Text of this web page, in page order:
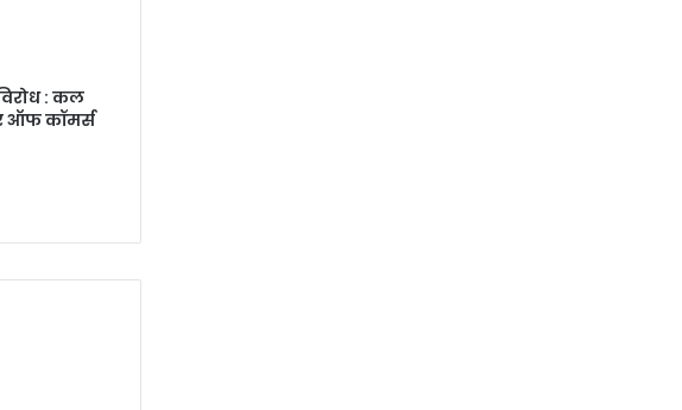
: कल
ऑफ कॉमर्स